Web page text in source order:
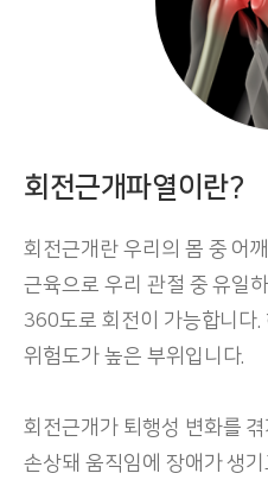
회전근개파열이란?
회전근개란 우리의 몸 중 어
근육으로 우리 관절 중 유일하
360도로 회전이 가능합니다
위험도가 높은 부위입니다.
회전근개가 퇴행성 변화를
손상돼 움직임에 장애가 생기